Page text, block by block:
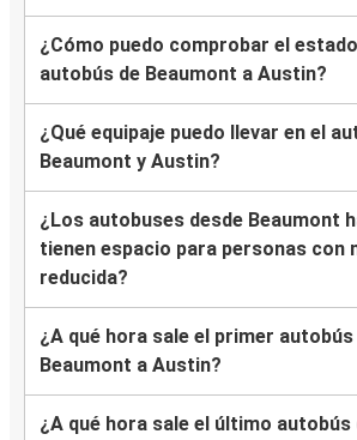
¿Cómo puedo comprobar el
autobús de Beaumont a Austin?
¿Qué equipaje puedo llevar en el
Beaumont y Austin?
¿Los autobuses desde Beaumont
tienen espacio para personas con
reducida?
¿A qué hora sale el primer autobús
Beaumont a Austin?
¿A qué hora sale el último autobús